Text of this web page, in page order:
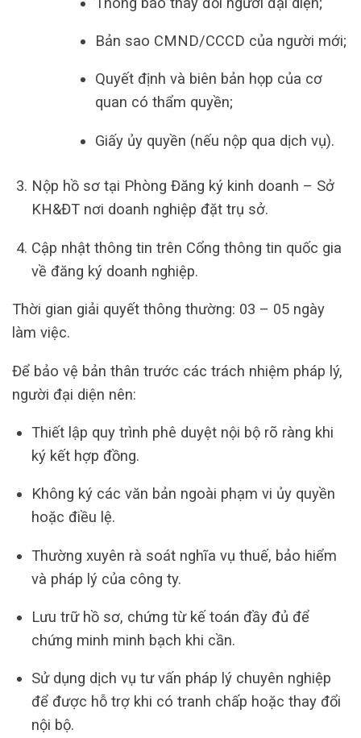
Bản sao CMND/CCCD của người mới;
Quyết định và biên bản họp của cơ
quan có thẩm quyền;
Giấy ủy quyền (nếu nộp qua dịch vụ).
Nộp hồ sơ tại Phòng Đăng ký kinh doanh – Sở
KH&ĐT nơi doanh nghiệp đặt trụ sở.
Cập nhật thông tin trên Cổng thông tin quốc gia
về đăng ký doanh nghiệp.
Thời gian giải quyết thông thường: 03 – 05 ngày
làm việc.
Để bảo vệ bản thân trước các trách nhiệm pháp lý,
người đại diện nên:
Thiết lập quy trình phê duyệt nội bộ rõ ràng khi
ký kết hợp đồng.
Không ký các văn bản ngoài phạm vi ủy quyền
hoặc điều lệ.
Thường xuyên rà soát nghĩa vụ thuế, bảo hiểm
và pháp lý của công ty.
Lưu trữ hồ sơ, chứng từ kế toán đầy đủ để
chứng minh minh bạch khi cần.
Sử dụng dịch vụ tư vấn pháp lý chuyên nghiệp
để được hỗ trợ khi có tranh chấp hoặc thay đổi
nội bộ.